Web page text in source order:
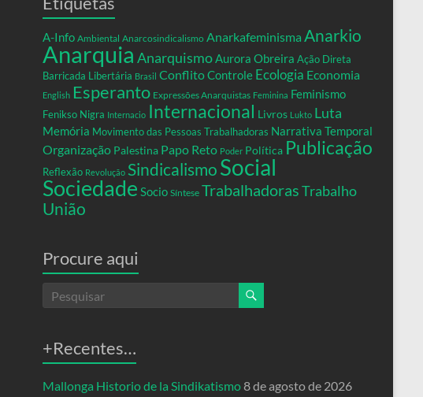
A-Info Ambiental Anarcosindicalismo Anarkafeminisma Anarkio
Anarquia AnarquismoAurora Obreira Ação Direta
Barricada Libertária Brasil ConflitoControle Ecologia Economia
English Esperanto Expressões Anarquistas Feminina Feminismo
Fenikso Nigra Internacio Internacional Livros Lukto Luta
Memória Movimento das Pessoas Trabalhadoras Narrativa Temporal
Organização Palestina Papo Reto Poder Política Publicação
Reflexão Revolução Sindicalismo Social
Sociedade Socio Síntese TrabalhadorasTrabalho
União
Procure aqui
+Recentes…
Mallonga Historio de la Sindikatismo8 de agosto de 2026